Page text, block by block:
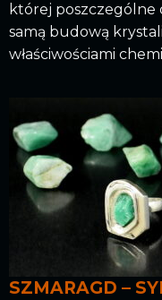
której poszczególne
samą budową
właściwościami
SZMARAGD –